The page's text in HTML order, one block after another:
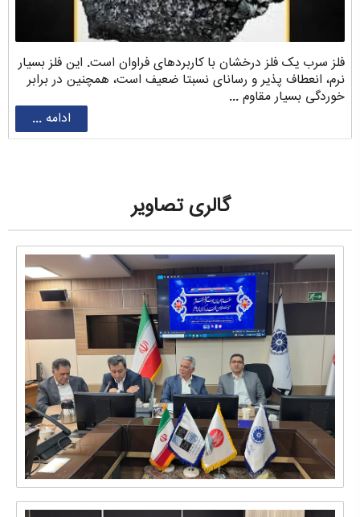
فلز سرب یک فلز درخشان با کاربردهای فراوان است. این فلز بسیار
نرم، انعطاف پذیر و رسانای نسبتا ضعیف است، همچنین در برابر
خوردگی بسیار مقاوم ...
ادامه ...
گالری تصاویر